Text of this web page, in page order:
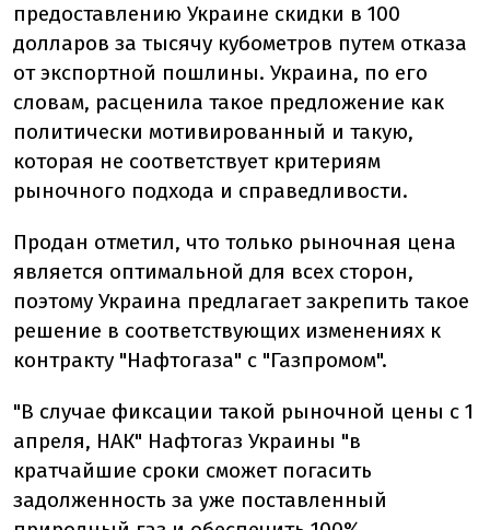
предоставлению Украине скидки в 100
долларов за тысячу кубометров путем отказа
от экспортной пошлины. Украина, по его
словам, расценила такое предложение как
политически мотивированный и такую,
которая не соответствует критериям
рыночного подхода и справедливости.
Продан отметил, что только рыночная цена
является оптимальной для всех сторон,
поэтому Украина предлагает закрепить такое
решение в соответствующих изменениях к
контракту "Нафтогаза" с "Газпромом".
"В случае фиксации такой рыночной цены с 1
апреля, НАК" Нафтогаз Украины "в
кратчайшие сроки сможет погасить
задолженность за уже поставленный